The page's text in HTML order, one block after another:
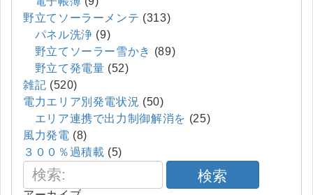
野立てソーラーメンテ (313)
パネル洗浄 (9)
野立てソーラー雪かき (89)
野立て発電量 (52)
雑記 (520)
電力エリア別発電状況 (50)
エリア連携で出力制御解消を (25)
風力発電 (8)
３００％過積載 (5)
検索